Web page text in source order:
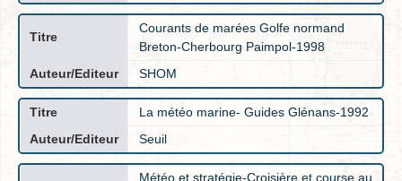
Courants de marées Golfe normand
Breton-Cherbourg Paimpol-1998
SHOM
La météo marine- Guides Glénans-1992
Seuil
Météo et stratégie-Croisière et course au